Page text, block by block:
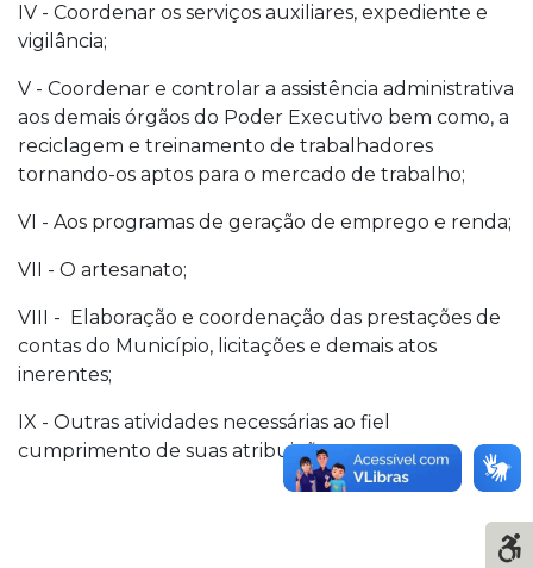
IV - Coordenar os serviços auxiliares, expediente e
vigilância;
V - Coordenar e controlar a assistência administrativa
aos demais órgãos do Poder Executivo bem como, a
reciclagem e treinamento de trabalhadores
tornando-os aptos para o mercado de trabalho;
VI - Aos programas de geração de emprego e renda;
VII - O artesanato;
VIII - Elaboração e coordenação das prestações de
contas do Município, licitações e demais atos
inerentes;
IX - Outras atividades necessárias ao fiel
cumprimento de suas atribuições.